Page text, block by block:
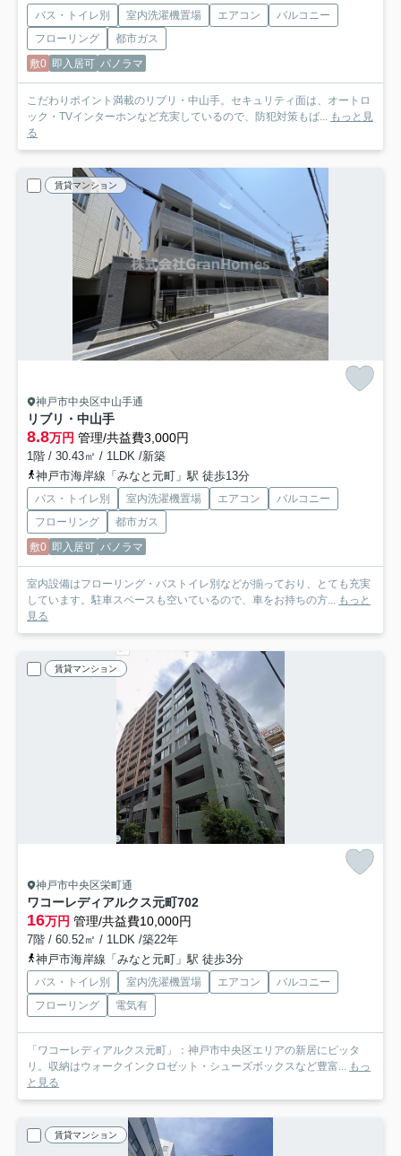
バス・トイレ別 室内洗濯機置場 エアコン
バルコニー
フローリング
都市ガス
敷0 即入居可 パノラマ
こだわりポイント満載のリブリ・中山手。セキュリティ面は、オートロ
ック・TVインターホンなど充実しているので、防犯対策もば... もっと見
る
賃貸マンション
神戸市中央区中山手通
リブリ・中山手
8.8万円 管理/共益費3,000円
1階 / 30.43㎡ / 1LDK /新築
神戸市海岸線「みなと元町」駅 徒歩13分
バス・トイレ別 室内洗濯機置場 エアコン
バルコニー
フローリング
都市ガス
敷0 即入居可 パノラマ
室内設備はフローリング・バストイレ別などが揃っており、とても充実
しています。駐車スペースも空いているので、車をお持ちの方... もっと
見る
賃貸マンション
神戸市中央区栄町通
ワコーレディアルクス元町702
16万円 管理/共益費10,000円
7階 / 60.52㎡ / 1LDK /築22年
神戸市海岸線「みなと元町」駅 徒歩3分
バス・トイレ別 室内洗濯機置場 エアコン
バルコニー
フローリング
電気有
「ワコーレディアルクス元町」：神戸市中央区エリアの新居にピッタ
リ。収納はウォークインクロゼット・シューズボックスなど豊富... もっ
と見る
賃貸マンション